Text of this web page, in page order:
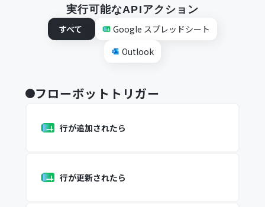
実行可能なAPIアクション
すべて
Google スプレッドシート
Outlook
フローボットトリガー
行が追加されたら
行が更新されたら